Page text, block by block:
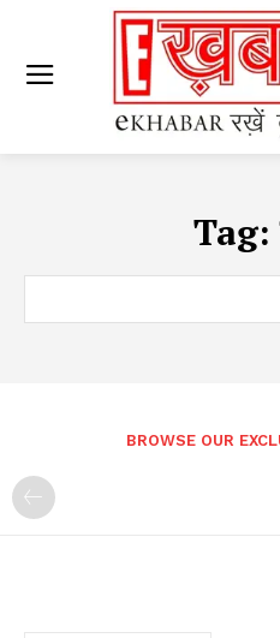
Tag:
BROWSE OUR